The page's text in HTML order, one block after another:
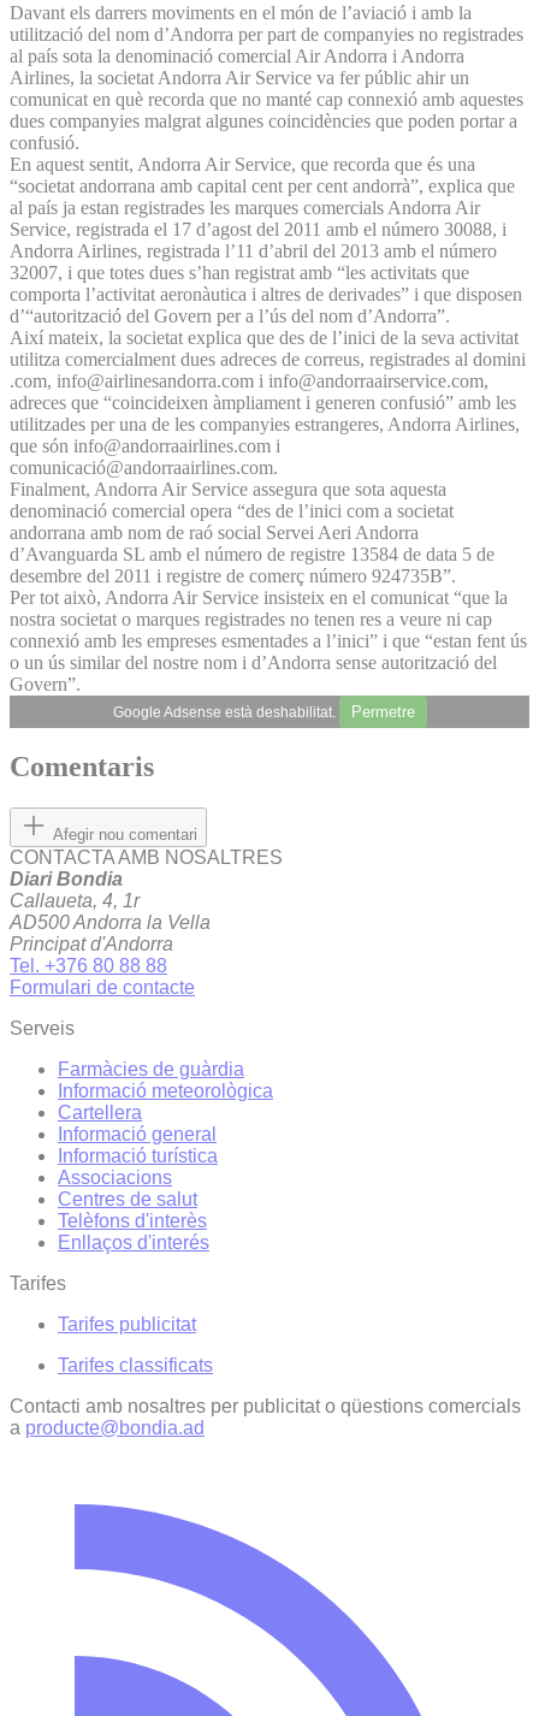
Davant els darrers moviments en el món de l’aviació i amb la
utilització del nom d’Andorra per part de companyies no registrades
al país sota la denominació comercial Air Andorra i Andorra
Airlines, la societat Andorra Air Service va fer públic ahir un
comunicat en què recorda que no manté cap connexió amb aquestes
dues companyies malgrat algunes coincidències que poden portar a
confusió.
En aquest sentit, Andorra Air Service, que recorda que és una
“societat andorrana amb capital cent per cent andorrà”, explica que
al país ja estan registrades les marques comercials Andorra Air
Service, registrada el 17 d’agost del 2011 amb el número 30088, i
Andorra Airlines, registrada l’11 d’abril del 2013 amb el número
32007, i que totes dues s’han registrat amb “les activitats que
comporta l’activitat aeronàutica i altres de derivades” i que disposen
d’“autorització del Govern per a l’ús del nom d’Andorra”.
Així mateix, la societat explica que des de l’inici de la seva activitat
utilitza comercialment dues adreces de correus, registrades al domini
.com, info@airlinesandorra.com i info@andorraairservice.com,
adreces que “coincideixen àmpliament i generen confusió” amb les
utilitzades per una de les companyies estrangeres, Andorra Airlines,
que són info@andorraairlines.com i
comunicació@andorraairlines.com.
Finalment, Andorra Air Service assegura que sota aquesta
denominació comercial opera “des de l’inici com a societat
andorrana amb nom de raó social Servei Aeri Andorra
d’Avanguarda SL amb el número de registre 13584 de data 5 de
desembre del 2011 i registre de comerç número 924735B”.
Per tot això, Andorra Air Service insisteix en el comunicat “que la
nostra societat o marques registrades no tenen res a veure ni cap
connexió amb les empreses esmentades a l’inici” i que “estan fent ús
o un ús similar del nostre nom i d’Andorra sense autorització del
Govern”.
Google Adsense està deshabilitat. Permetre
Comentaris
Afegir nou comentari
CONTACTA AMB NOSALTRES
Diari Bondia
Callaueta, 4, 1r
AD500 Andorra la Vella
Principat d'Andorra
Tel. +376 80 88 88
Formulari de contacte
Serveis
Farmàcies de guàrdia
Informació meteorològica
Cartellera
Informació general
Informació turística
Associacions
Centres de salut
Telèfons d'interès
Enllaços d'interés
Tarifes
Tarifes publicitat
Tarifes classificats
Contacti amb nosaltres per publicitat o qüestions comercials
a producte@bondia.ad